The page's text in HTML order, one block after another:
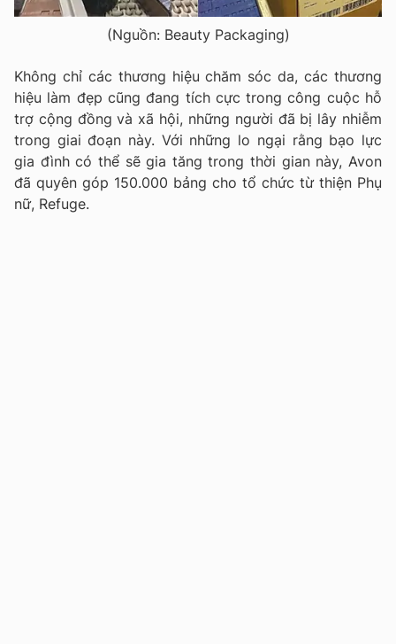
(Nguồn: Beauty Packaging)
Không chỉ các thương hiệu chăm sóc da, các thương
hiệu làm đẹp cũng đang tích cực trong công cuộc hỗ
trợ cộng đồng và xã hội, những người đã bị lây nhiễm
trong giai đoạn này. Với những lo ngại rằng bạo lực
gia đình có thể sẽ gia tăng trong thời gian này, Avon
đã quyên góp 150.000 bảng cho tổ chức từ thiện Phụ
nữ, Refuge.